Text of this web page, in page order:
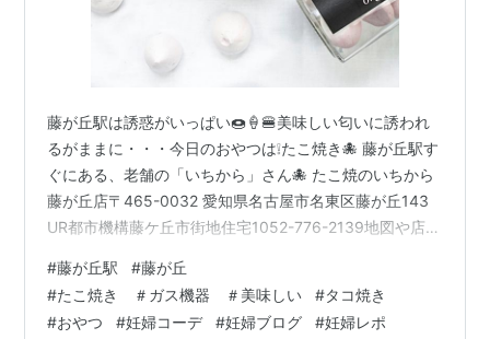
藤が丘駅は誘惑がいっぱい🍩🍦🍔美味しい匂いに誘われ
るがままに・・・今日のおやつは❕たこ焼き🐙 藤が丘駅す
ぐにある、老舗の「いちから」さん🐙 たこ焼のいちから
藤が丘店〒465-0032 愛知県名古屋市名東区藤が丘143
UR都市機構藤ケ丘市街地住宅1052-776-2139地図や店舗
スタイルで焼いているので芳ばしい香りがたまらない❕誘
惑される方も多いはず(笑) View this post on Instagram
A post shared by 𝗖𝗛𝗜𝗞𝗔𝗞𝗢 (@sol.eil_88) 肝心のたこ
#藤が丘駅 #藤が丘
#たこ焼き ＃ガス機器 ＃美味しい #タコ焼き
#おやつ #妊婦コーデ #妊婦ブログ #妊婦レポ